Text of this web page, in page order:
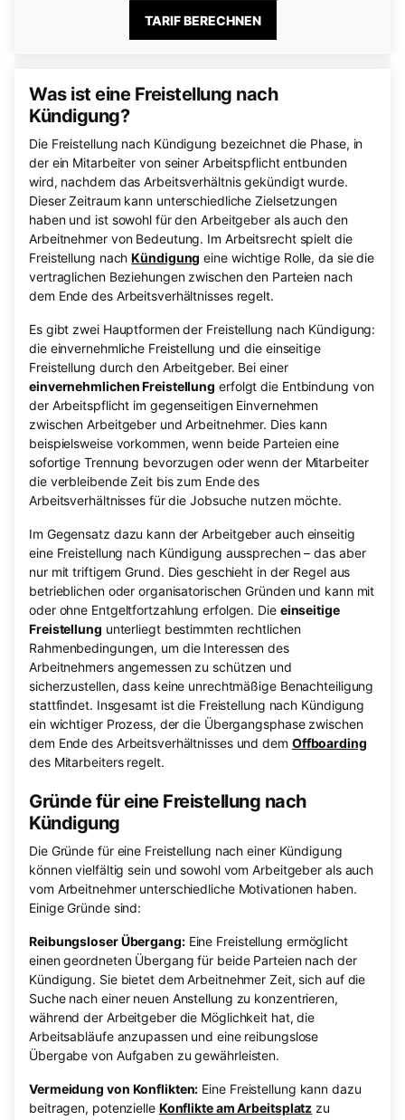
TARIF BERECHNEN
Was ist eine Freistellung nach
Kündigung?
Die Freistellung nach Kündigung bezeichnet die Phase, in
der ein Mitarbeiter von seiner Arbeitspflicht entbunden
wird, nachdem das Arbeitsverhältnis gekündigt wurde.
Dieser Zeitraum kann unterschiedliche Zielsetzungen
haben und ist sowohl für den Arbeitgeber als auch den
Arbeitnehmer von Bedeutung. Im Arbeitsrecht spielt die
Freistellung nachKündigung eine wichtige Rolle, da sie die
vertraglichen Beziehungen zwischen den Parteien nach
dem Ende des Arbeitsverhältnisses regelt.
Es gibt zwei Hauptformen der Freistellung nach Kündigung:
die einvernehmliche Freistellung und die einseitige
Freistellung durch den Arbeitgeber. Bei einer
einvernehmlichen Freistellung erfolgt die Entbindung von
der Arbeitspflicht im gegenseitigen Einvernehmen
zwischen Arbeitgeber und Arbeitnehmer. Dies kann
beispielsweise vorkommen, wenn beide Parteien eine
sofortige Trennung bevorzugen oder wenn der Mitarbeiter
die verbleibende Zeit bis zum Ende des
Arbeitsverhältnisses für die Jobsuche nutzen möchte.
Im Gegensatz dazu kann der Arbeitgeber auch einseitig
eine Freistellung nach Kündigung aussprechen – das aber
nur mit triftigem Grund. Dies geschieht in der Regel aus
betrieblichen oder organisatorischen Gründen und kann mit
oder ohne Entgeltfortzahlung erfolgen. Die einseitige
Freistellung unterliegt bestimmten rechtlichen
Rahmenbedingungen, um die Interessen des
Arbeitnehmers angemessen zu schützen und
sicherzustellen, dass keine unrechtmäßige Benachteiligung
stattfindet. Insgesamt ist die Freistellung nach Kündigung
ein wichtiger Prozess, der die Übergangsphase zwischen
dem Ende des Arbeitsverhältnisses und dem Offboarding
des Mitarbeiters regelt.
Gründe für eine Freistellung nach
Kündigung
Die Gründe für eine Freistellung nach einer Kündigung
können vielfältig sein und sowohl vom Arbeitgeber als auch
vom Arbeitnehmer unterschiedliche Motivationen haben.
Einige Gründe sind:
Reibungsloser Übergang:Eine Freistellung ermöglicht
einen geordneten Übergang für beide Parteien nach der
Kündigung. Sie bietet dem Arbeitnehmer Zeit, sich auf die
Suche nach einer neuen Anstellung zu konzentrieren,
während der Arbeitgeber die Möglichkeit hat, die
Arbeitsabläufe anzupassen und eine reibungslose
Übergabe von Aufgaben zu gewährleisten.
Vermeidung von Konflikten: Eine Freistellung kann dazu
beitragen, potenzielle Konflikte am Arbeitsplatz zu